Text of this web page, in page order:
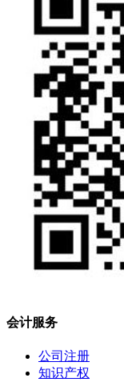
会计服务
公司注册
知识产权